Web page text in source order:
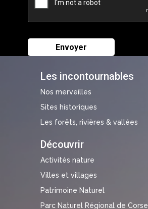
Les incontournables
Nos merveilles
Sites historiques
Les forêts, rivières & vallées
Découvrir
Activités nature
Villes et villages
Patrimoine Naturel
Parc Naturel Régional de Corse